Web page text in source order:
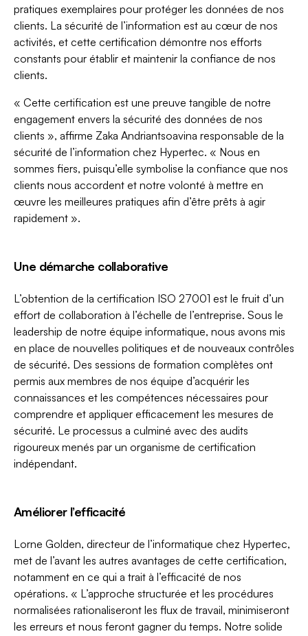
pratiques exemplaires pour protéger les données de nos
clients. La sécurité de l’information est au cœur de nos
activités, et cette certification démontre nos efforts
constants pour établir et maintenir la confiance de nos
clients.
« Cette certification est une preuve tangible de notre
engagement envers la sécurité des données de nos
clients », affirme Zaka Andriantsoavina responsable de la
sécurité de l’information chez Hypertec. « Nous en
sommes fiers, puisqu’elle symbolise la confiance que nos
clients nous accordent et notre volonté à mettre en
œuvre les meilleures pratiques afin d’être prêts à agir
rapidement ».
Une démarche collaborative
L’obtention de la certification ISO 27001 est le fruit d’un
effort de collaboration à l’échelle de l’entreprise. Sous le
leadership de notre équipe informatique, nous avons mis
en place de nouvelles politiques et de nouveaux contrôles
de sécurité. Des sessions de formation complètes ont
permis aux membres de nos équipe d’acquérir les
connaissances et les compétences nécessaires pour
comprendre et appliquer efficacement les mesures de
sécurité. Le processus a culminé avec des audits
rigoureux menés par un organisme de certification
indépendant.
Améliorer l’efficacité
Lorne Golden, directeur de l’informatique chez Hypertec,
met de l’avant les autres avantages de cette certification,
notamment en ce qui a trait à l’efficacité de nos
opérations. « L’approche structurée et les procédures
normalisées rationaliseront les flux de travail, minimiseront
les erreurs et nous feront gagner du temps. Notre solide